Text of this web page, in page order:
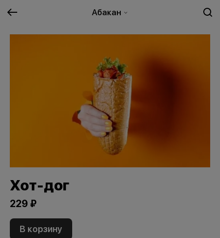
Абакан
Хот-дог
229 ₽
В корзину